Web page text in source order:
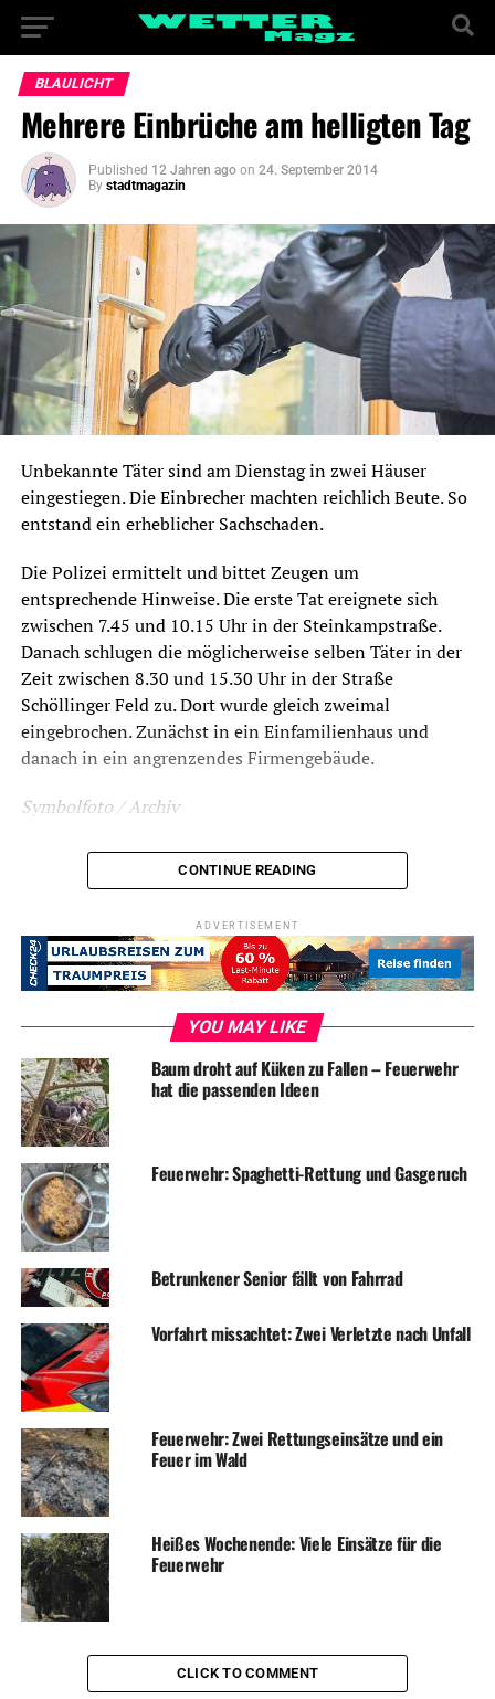
BLAULICHT
Mehrere Einbrüche am helligten Tag
Published 12 Jahren ago on 24. September 2014
By stadtmagazin
Unbekannte Täter sind am Dienstag in zwei Häuser
eingestiegen. Die Einbrecher machten reichlich Beute. So
entstand ein erheblicher Sachschaden.
Die Polizei ermittelt und bittet Zeugen um
entsprechende Hinweise. Die erste Tat ereignete sich
zwischen 7.45 und 10.15 Uhr in der Steinkampstraße.
Danach schlugen die möglicherweise selben Täter in der
Zeit zwischen 8.30 und 15.30 Uhr in der Straße
Schöllinger Feld zu. Dort wurde gleich zweimal
eingebrochen. Zunächst in ein Einfamilienhaus und
danach in ein angrenzendes Firmengebäude.
Symbolfoto / Archiv
UP NEXT
Betrunkener greift Polizisten an
Landrat tritt im nächsten Jahr nicht mehr an
CONTINUE READING
ADVERTISEMENT
YOU MAY LIKE
Baum droht auf Küken zu Fallen – Feuerwehr
hat die passenden Ideen
Feuerwehr: Spaghetti-Rettung und Gasgeruch
Betrunkener Senior fällt von Fahrrad
Vorfahrt missachtet: Zwei Verletzte nach Unfall
Feuerwehr: Zwei Rettungseinsätze und ein
Feuer im Wald
Heißes Wochenende: Viele Einsätze für die
Feuerwehr
CLICK TO COMMENT